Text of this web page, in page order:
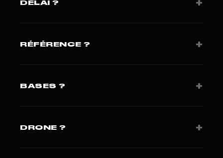
DÉLAI ?
RÉFÉRENCE ? +
BASES ? +
DRONE ? +